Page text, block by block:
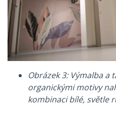
Obrázek 3: Výmalba a
organickými motivy
kombinaci bílé, světle